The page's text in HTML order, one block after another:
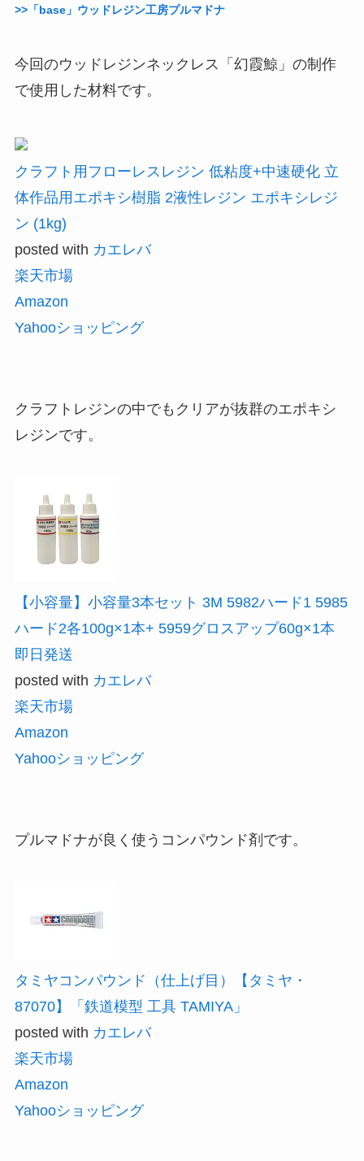
>>「base」ウッドレジン工房プルマドナ
今回のウッドレジンネックレス「幻霞鯨」の制作
で使用した材料です。
クラフト用フローレスレジン 低粘度+中速硬化 立
体作品用エポキシ樹脂 2液性レジン エポキシレジ
ン (1kg)
posted with カエレバ
楽天市場
Amazon
Yahooショッピング
クラフトレジンの中でもクリアが抜群のエポキシ
レジンです。
【小容量】小容量3本セット 3M 5982ハード1 5985
ハード2各100g×1本+ 5959グロスアップ60g×1本
即日発送
posted with カエレバ
楽天市場
Amazon
Yahooショッピング
プルマドナが良く使うコンパウンド剤です。
タミヤコンパウンド（仕上げ目）【タミヤ・
87070】「鉄道模型 工具 TAMIYA」
posted with カエレバ
楽天市場
Amazon
Yahooショッピング